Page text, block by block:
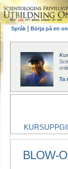
Språk Börja på en
Ta
BLOW-